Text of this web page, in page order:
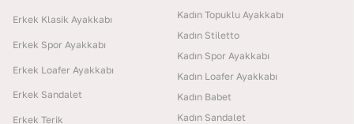
Erkek Klasik Ayakkabı
Erkek Spor Ayakkabı
Erkek Loafer Ayakkabı
Erkek Sandalet
Erkek Terik
Kadın Topuklu Ayakkabı
Kadın Stiletto
Kadın Spor Ayakkabı
Kadın Loafer Ayakkabı
Kadın Babet
Kadın Sandalet